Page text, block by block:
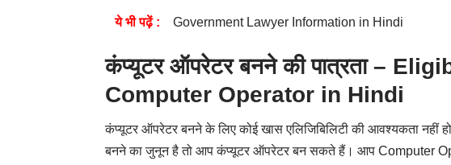
ये भी पढ़ें : Government Lawyer Information in Hindi
कंप्यूटर ऑपरेटर बनने की पात्रता –
Computer Operator in Hindi
कंप्यूटर ऑपरेटर बनने के लिए कोई खास एलिजिबिलिटी की आवश्यकता
बनने का जुनून है तो आप कंप्यूटर ऑपरेटर बन सकते हैं। आप Computer